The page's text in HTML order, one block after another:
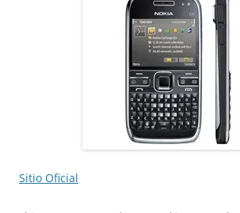
Sitio Oficial